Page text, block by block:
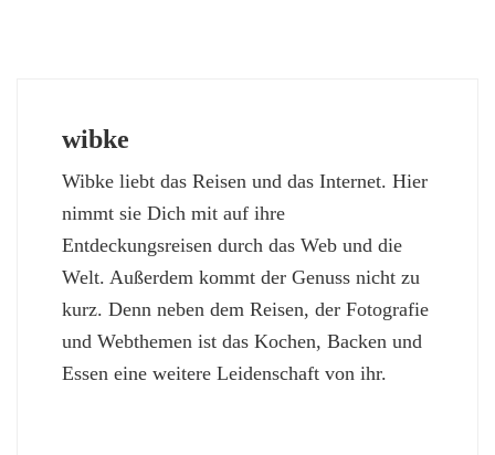
wibke
Wibke liebt das Reisen und das Internet. Hier
nimmt sie Dich mit auf ihre
Entdeckungsreisen durch das Web und die
Welt. Außerdem kommt der Genuss nicht zu
kurz. Denn neben dem Reisen, der Fotografie
und Webthemen ist das Kochen, Backen und
Essen eine weitere Leidenschaft von ihr.